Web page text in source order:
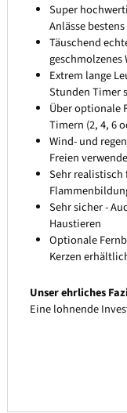
Super
Anlässe
Täuschend
geschmolzenes
Extrem lange
Stunden Timer
Über optionale
Timern (2, 4, 6
Wind- und
Freien
Sehr realistisch
Sehr sicher -
Haustieren
Optionale
Kerzen
Unser ehrliches
Eine lohnende